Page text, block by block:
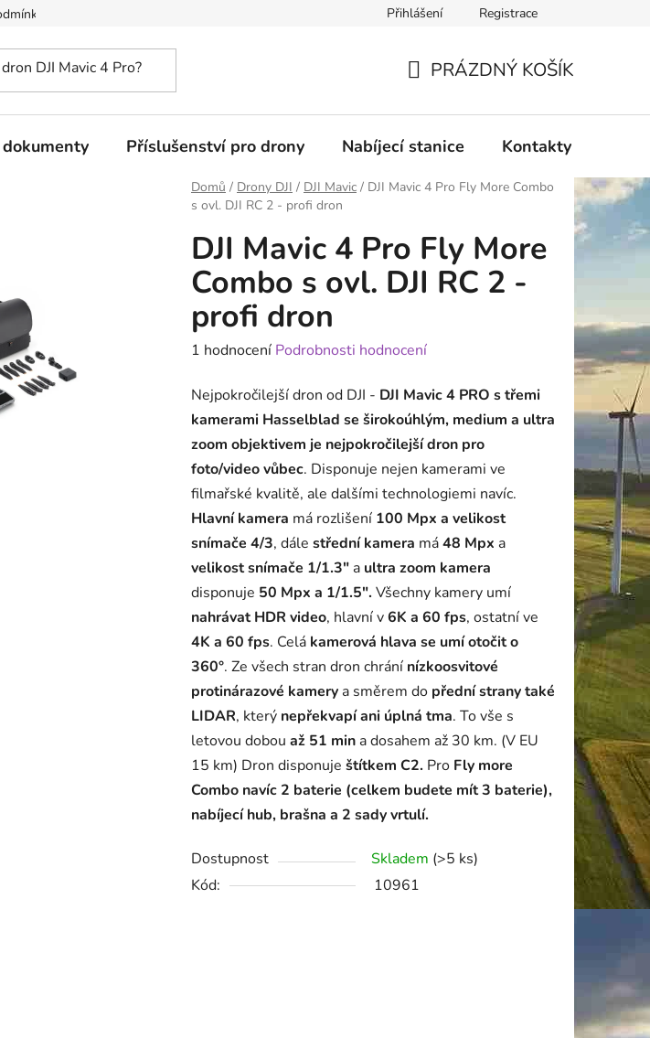
ochrany osobních údajů Přihlášení Registrace
KOŠÍK
PRÁZDNÝ KOŠÍK
Příslušenství pro drony Nabíjecí stanice Kontakty
Domů / Drony DJI / DJI Mavic / DJI Mavic 4 Pro Fly More Combo
s ovl. DJI RC 2 - profi dron
DJI Mavic 4 Pro Fly More
Combo s ovl. DJI RC 2 -
profi dron
Průměrné
produktu
je
5,0
z
5
hvězdiček.
1 hodnocení Podrobnosti hodnocení
Nejpokročilejší dron od DJI - DJI Mavic 4 PRO s třemi
kamerami Hasselblad se širokoúhlým, medium a ultra
zoom objektivem je nejpokročilejší dron pro
foto/video vůbec. Disponuje nejen kamerami ve
filmařské kvalitě, ale dalšími technologiemi navíc.
Hlavní kamera má rozlišení 100 Mpx a velikost
snímače 4/3, dále střední kamera má48 Mpx a
velikost snímače 1/1.3" a ultra zoom kamera
disponuje 50 Mpx a 1/1.5". Všechny kamery umí
nahrávat HDR video, hlavní v6K a 60 fps, ostatní ve
4K a 60 fps. Celá kamerová hlava se umí otočit o
360°. Ze všech stran dron chrání nízkoosvitové
protinárazové kamery a směrem do přední strany také
LIDAR, který nepřekvapí ani úplná tma. To vše s
letovou dobou až 51 min a dosahem až 30 km. (V EU
15 km) Dron disponuje štítkem C2. Pro Fly more
Combo navíc 2 baterie (celkem budete mít 3 baterie),
nabíjecí hub, brašna a 2 sady vrtulí.
Dostupnost Skladem (>5 ks)
Kód:
10961